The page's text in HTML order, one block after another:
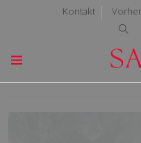
Kontakt